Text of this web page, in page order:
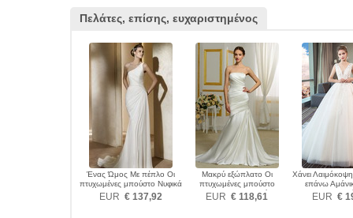
Πελάτες, επίσης, ευχαριστημένος
Ένας Ώμος Με πέπλο Οι
πτυχωμένες μπούστο Νυφικά
EUR € 137,92
Μακρύ εξώπλατο Οι
πτυχωμένες μπούστο
Ύπαιθρος Νυφικά
EUR € 118,61
Χάνει
επάνω
EUR €